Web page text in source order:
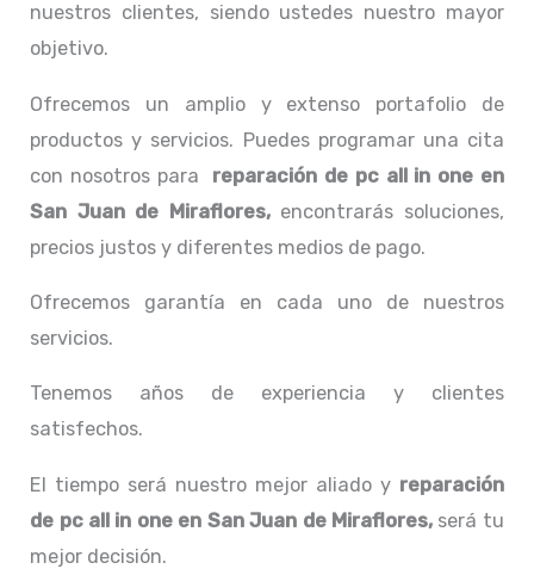
nuestros clientes, siendo ustedes nuestro mayor
objetivo.
Ofrecemos un amplio y extenso portafolio de
productos y servicios. Puedes programar una cita
con nosotros para reparación de pc all in one en
San Juan de Miraflores, encontrarás soluciones,
precios justos y diferentes medios de pago.
Ofrecemos garantía en cada uno de nuestros
servicios.
Tenemos años de experiencia y clientes
satisfechos.
El tiempo será nuestro mejor aliado y reparación
de pc all in oneen San Juan de Miraflores, será tu
mejor decisión.